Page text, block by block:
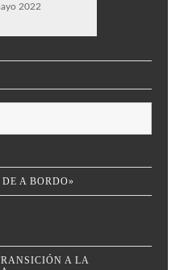
2022
A BORDO»
A LA